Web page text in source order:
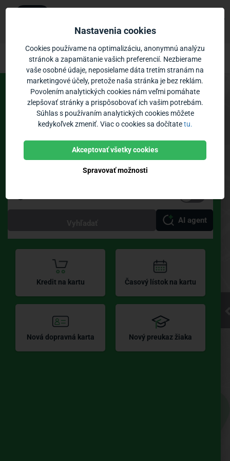
Prejsť na obsahUbian – cestovné poriadky MHD
Kliknite pre
načítanie
UBIAN
Spoje Odchody
MHD Humenné
AI agent
Kredit na kartu Časový lístok na kartu
Nová dopravná karta Nový preukaz žiaka
0Priblíženie:
Zadarmo - v Google Play
Zobraziť
Nastavenia cookies
Cookies používame na optimalizáciu, anonymnú analýzu
stránok a zapamätanie vašich preferencií. Nezbierame
vaše osobné údaje, neposielame dáta tretím stranám na
marketingové účely, pretože naša stránka je bez reklám.
Povolením analytických cookies nám veľmi pomáhate
zlepšovať stránky a prispôsobovať ich vašim potrebám.
Súhlas s používaním analytických cookies môžete
kedykoľvek zmeniť. Viac o cookies sa dočítatetu.
Spravovať možnosti
Akceptovať všetky cookies